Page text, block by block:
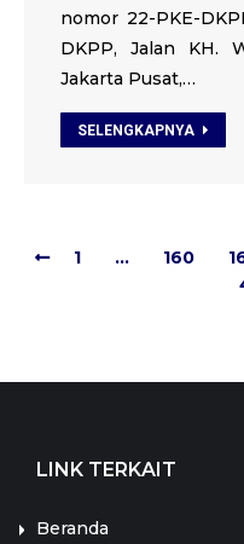
nomor 22-PKE-
DKPP, Jalan KH.
Jakarta Pusat,…
SELENGKAPNYA
1 … 160
LINK TERKAIT
Beranda